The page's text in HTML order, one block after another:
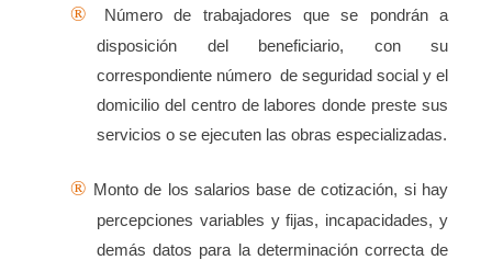
®
Número de trabajadores que se pondrán a
disposición del beneficiario, con su
correspondiente número de seguridad social y el
domicilio del centro de labores donde preste sus
servicios o se ejecuten las obras especializadas.
® Monto de los salarios base de cotización, si hay
percepciones variables y fijas, incapacidades, y
demás datos para la determinación correcta de